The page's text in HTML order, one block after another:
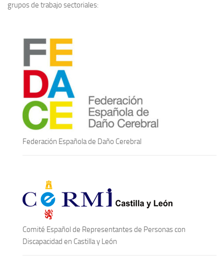
grupos de trabajo sectoriales:
Federación Española de Daño Cerebral
Comité Español de Representantes de Personas con
Discapacidad en Castilla y León